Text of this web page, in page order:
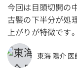
今回は目頭切開の
古襞の下半分が処
上がりが特徴です。
東海 陽介 医